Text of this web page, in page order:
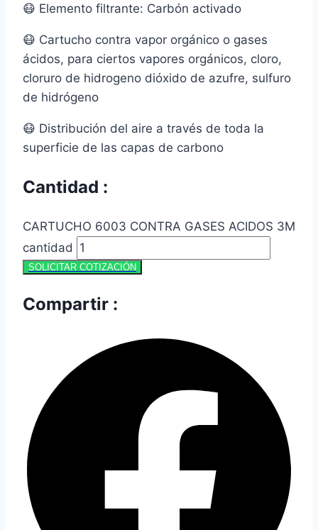
😷 Elemento filtrante: Carbón activado
😷 Cartucho contra vapor orgánico o gases
ácidos, para ciertos vapores orgánicos, cloro,
cloruro de hidrogeno dióxido de azufre, sulfuro
de hidrógeno
😷 Distribución del aire a través de toda la
superficie de las capas de carbono
Cantidad :
SOLICITAR COTIZACIÓN
CARTUCHO 6003 CONTRA GASES ACIDOS 3M
cantidad
Compartir :